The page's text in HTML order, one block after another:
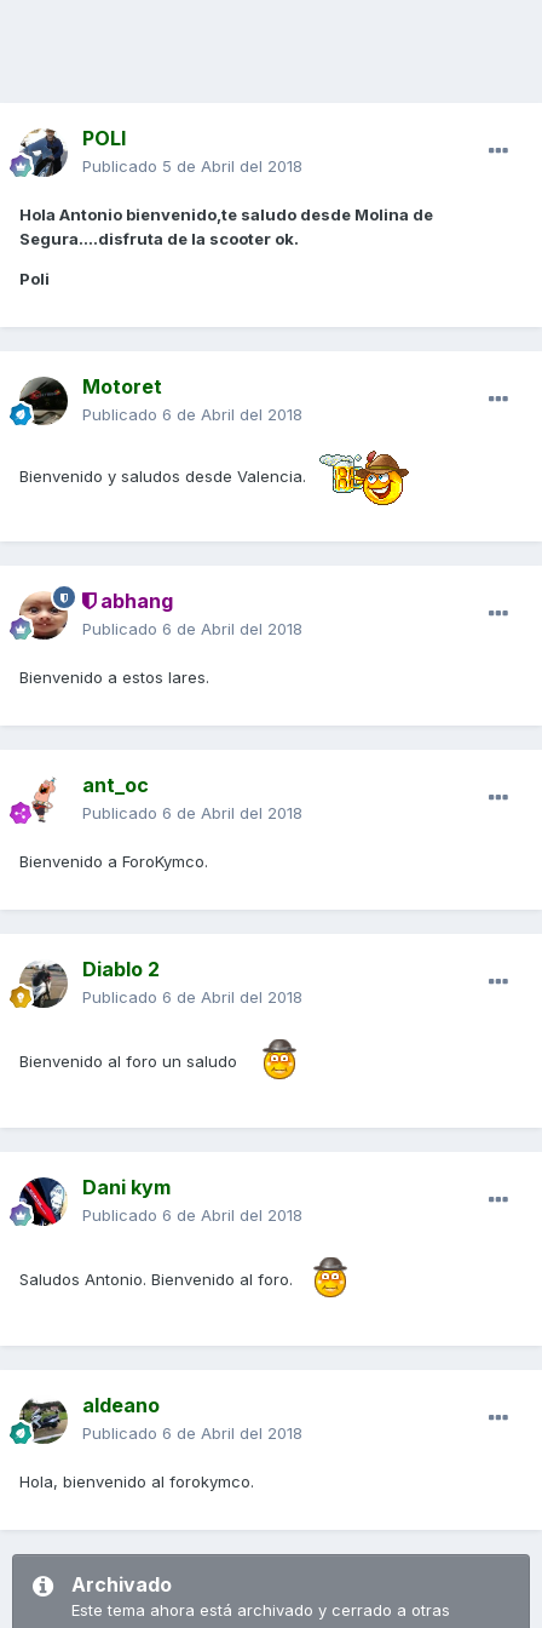
POLI
Publicado 5 de Abril del 2018
Hola Antonio bienvenido,te saludo desde Molina de
Segura....disfruta de la scooter ok.
Poli
Motoret
Publicado 6 de Abril del 2018
Bienvenido y saludos desde Valencia.
abhang
Publicado 6 de Abril del 2018
Bienvenido a estos lares.
ant_oc
Publicado 6 de Abril del 2018
Bienvenido a ForoKymco.
Diablo 2
Publicado 6 de Abril del 2018
Bienvenido al foro un saludo
Dani kym
Publicado 6 de Abril del 2018
Saludos Antonio. Bienvenido al foro.
aldeano
Publicado 6 de Abril del 2018
Hola, bienvenido al forokymco.
Archivado
Este tema ahora está archivado y cerrado a otras